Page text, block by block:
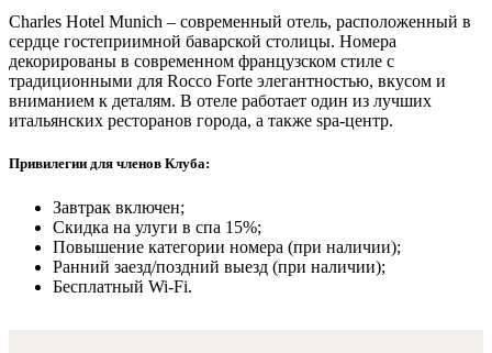
Charles Hotel Munich – современный отель, расположенный в
сердце гостеприимной баварской столицы. Номера
декорированы в современном французском стиле с
традиционными для Rocco Forte элегантностью, вкусом и
вниманием к деталям. В отеле работает один из лучших
итальянских ресторанов города, а также spa-центр.
Привилегии для членов Клуба:
Завтрак включен;
Скидка на улуги в спа 15%;
Повышение категории номера (при наличии);
Ранний заезд/поздний выезд (при наличии);
Бесплатный Wi-Fi.